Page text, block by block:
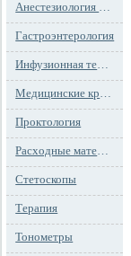
Анестезиология и реанимация
Гастроэнтерология
Инфузионная терапия
Медицинские кресла
Проктология
Расходные материалы
Стетоскопы
Терапия
Тонометры